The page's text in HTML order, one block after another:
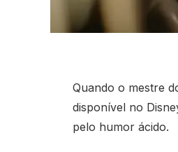
Quando o mestre
disponível no
pelo humor ácido.